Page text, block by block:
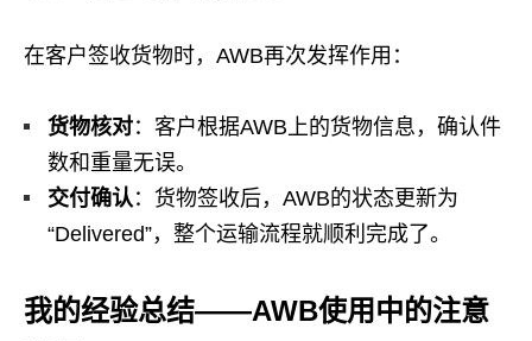
在客户签收货物时，AWB再次发挥作用：
货物核对：客户根据AWB上的货物信息，确认件
数和重量无误。
交付确认：货物签收后，AWB的状态更新为
“Delivered”，整个运输流程就顺利完成了。
我的经验总结——AWB使用中的注意